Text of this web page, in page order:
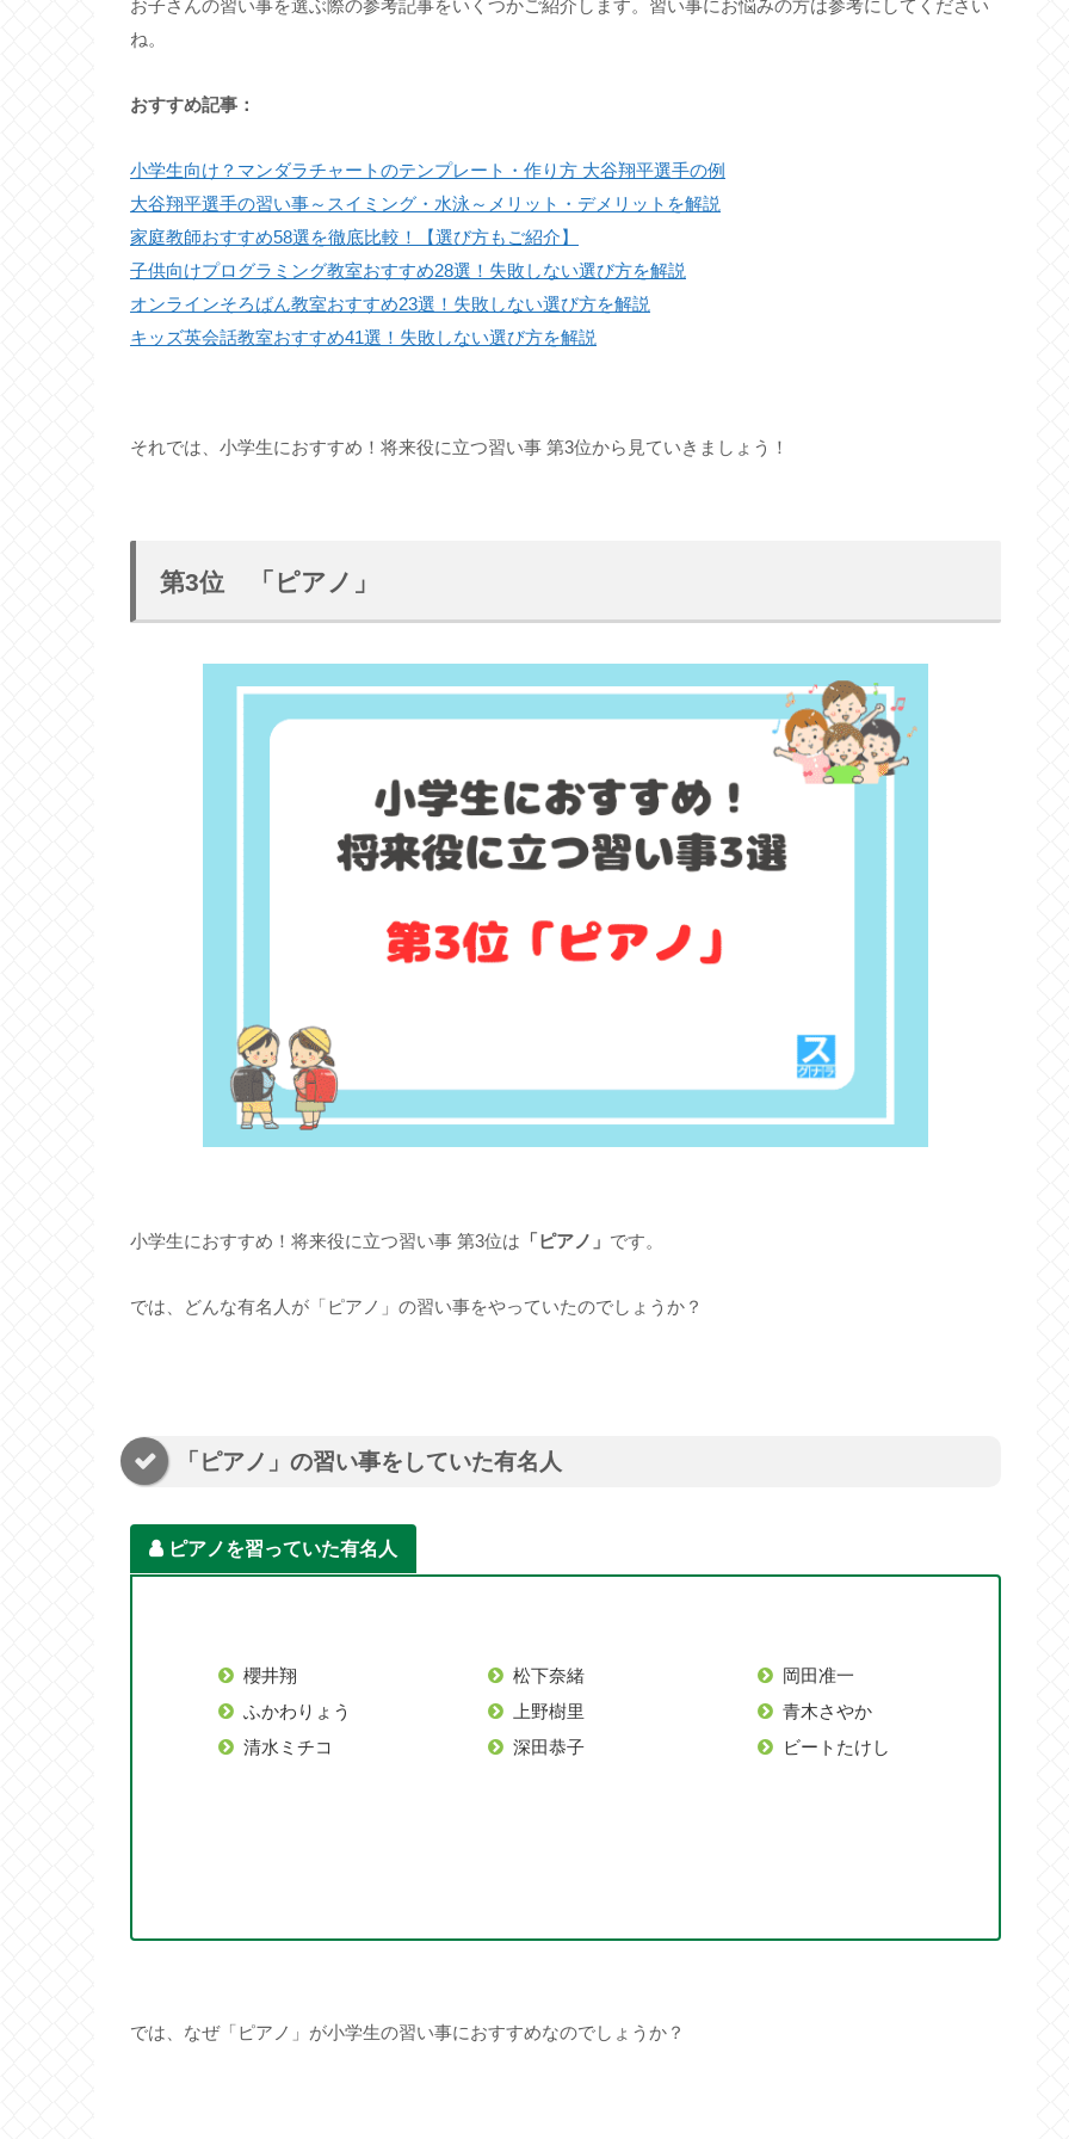
お子さんの習い事を選ぶ際の参考記事をいくつかご紹介します。習い事にお悩みの方は参考にしてください
ね。
おすすめ記事：
小学生向け？マンダラチャートのテンプレート・作り方 大谷翔平選手の例
大谷翔平選手の習い事～スイミング・水泳～メリット・デメリットを解説
家庭教師おすすめ58選を徹底比較！【選び方もご紹介】
子供向けプログラミング教室おすすめ28選！失敗しない選び方を解説
オンラインそろばん教室おすすめ23選！失敗しない選び方を解説
キッズ英会話教室おすすめ41選！失敗しない選び方を解説
それでは、小学生におすすめ！将来役に立つ習い事 第3位から見ていきましょう！
第3位 「ピアノ」
小学生におすすめ！将来役に立つ習い事 第3位は 「ピアノ」 です。
では、どんな有名人が「ピアノ」の習い事をやっていたのでしょうか？
「ピアノ」の習い事をしていた有名人
ピアノを習っていた有名人
櫻井翔
ふかわりょう
清水ミチコ
松下奈緒
上野樹里
深田恭子
岡田准一
青木さやか
ビートたけし
では、なぜ「ピアノ」が小学生の習い事におすすめなのでしょうか？